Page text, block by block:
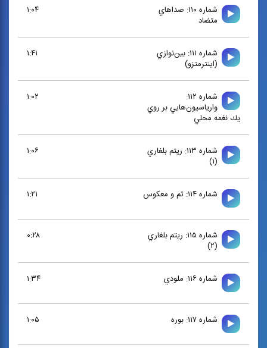
شماره ۱۱۰: صداهاي
متضاد
۱:۰۴
شماره ۱۱۱: بين‌نوازي
(اينترمتزو)
۱:۴۱
شماره ۱۱۲:
وارياسيون‌هايي بر روي
يك نغمه محلي
۱:۰۲
شماره ۱۱۳: ريتم بلغاري
(۱)
۱:۰۶
شماره ۱۱۴: تم و معكوس ۱:۲۱
شماره ۱۱۵: ريتم بلغاري
(۲)
۰:۲۸
شماره ۱۱۶: ملودي ۱:۳۴
شماره ۱۱۷: بوره ۱:۰۵